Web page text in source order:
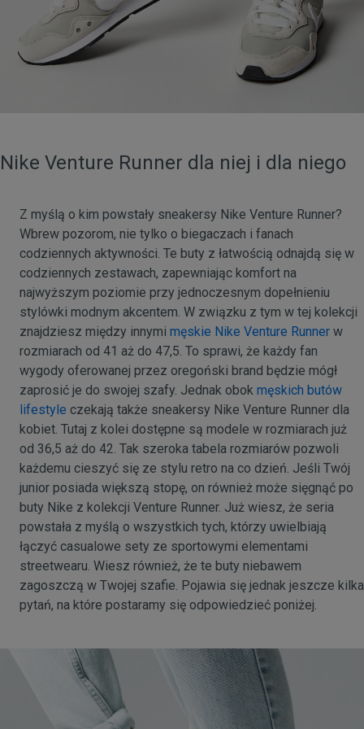
Nike Venture Runner dla niej i dla niego
Z myślą o kim powstały sneakersy Nike Venture Runner?
Wbrew pozorom, nie tylko o biegaczach i fanach
codziennych aktywności. Te buty z łatwością odnajdą się w
codziennych zestawach, zapewniając komfort na
najwyższym poziomie przy jednoczesnym dopełnieniu
stylówki modnym akcentem. W związku z tym w tej kolekcji
znajdziesz między innymi męskie Nike Venture Runner w
rozmiarach od 41 aż do 47,5. To sprawi, że każdy fan
wygody oferowanej przez oregoński brand będzie mógł
zaprosić je do swojej szafy. Jednak obok męskich butów
lifestyle czekają także sneakersy Nike Venture Runner dla
kobiet. Tutaj z kolei dostępne są modele w rozmiarach już
od 36,5 aż do 42. Tak szeroka tabela rozmiarów pozwoli
każdemu cieszyć się ze stylu retro na co dzień. Jeśli Twój
junior posiada większą stopę, on również może sięgnąć po
buty Nike z kolekcji Venture Runner. Już wiesz, że seria
powstała z myślą o wszystkich tych, którzy uwielbiają
łączyć casualowe sety ze sportowymi elementami
streetwearu. Wiesz również, że te buty niebawem
zagoszczą w Twojej szafie. Pojawia się jednak jeszcze kilka
pytań, na które postaramy się odpowiedzieć poniżej.